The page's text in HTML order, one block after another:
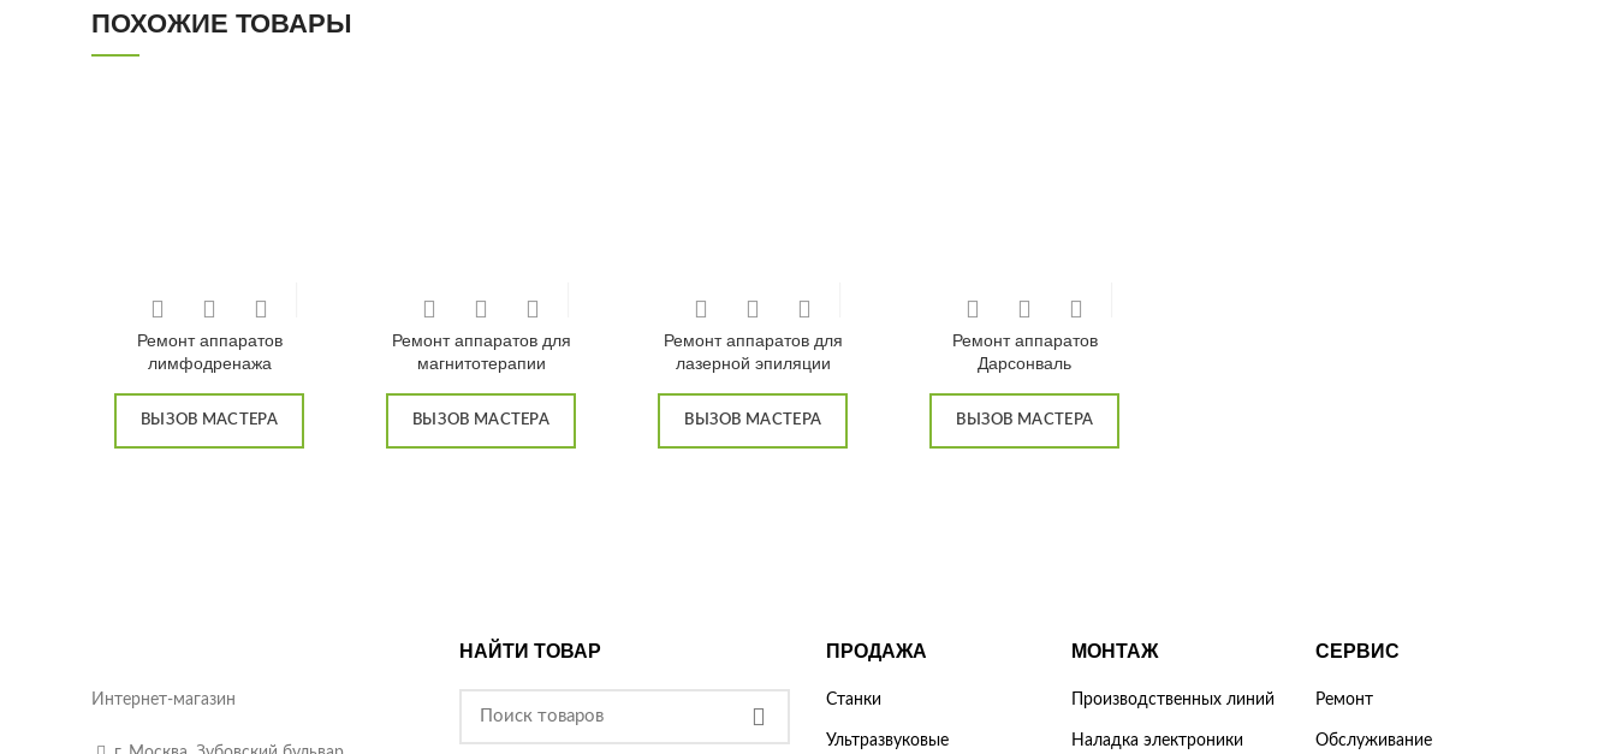
ПОХОЖИЕ ТОВАРЫ
Ремонт аппаратов
лимфодренажа
ВЫЗОВ МАСТЕРА
Ремонт аппаратов для
магнитотерапии
ВЫЗОВ МАСТЕРА
Ремонт аппаратов для
лазерной эпиляции
ВЫЗОВ МАСТЕРА
Ремонт аппаратов
Дарсонваль
ВЫЗОВ МАСТЕРА
Интернет-магазин
НАЙТИ ТОВАР ПРОДАЖА
Станки
Ультразвуковые
МОНТАЖ
Производственных линий
Наладка электроники
СЕРВИС
Ремонт
Обслуживание